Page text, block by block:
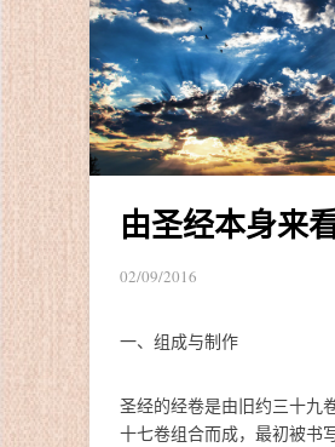
由圣经本身来
02/09/2016
一、组成与制作
圣经的经卷是由旧约三十九
十七卷组合而成，最初被书